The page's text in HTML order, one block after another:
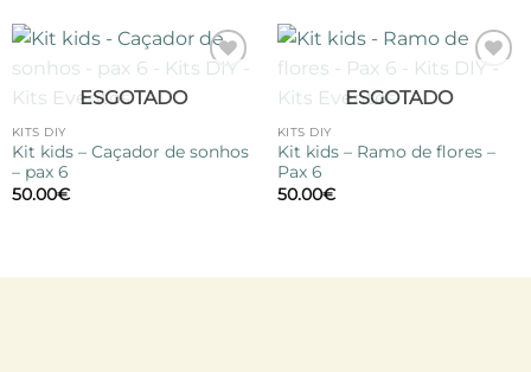
à lista de
ESGOTADO
KITS DIY
Kit kids – Caçador de sonhos
– pax 6
50.00€
à lista de
ESGOTADO
KITS DIY
Kit kids – Ramo de flores –
Pax 6
50.00€